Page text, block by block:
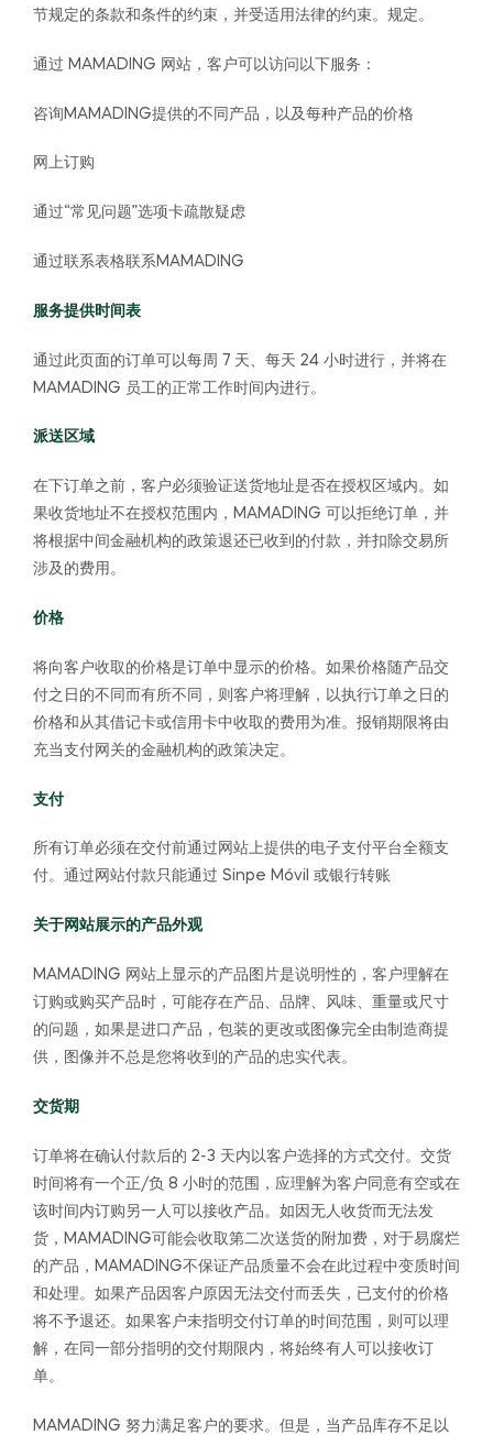
节规定的条款和条件的约束，并受适用法律的约束。规定。
通过 MAMADING 网站，客户可以访问以下服务：
咨询MAMADING提供的不同产品，以及每种产品的价格
网上订购
通过“常见问题”选项卡疏散疑虑
通过联系表格联系MAMADING
服务提供时间表
通过此页面的订单可以每周 7 天、每天 24 小时进行，并将在
MAMADING 员工的正常工作时间内进行。
派送区域
在下订单之前，客户必须验证送货地址是否在授权区域内。如
果收货地址不在授权范围内，MAMADING 可以拒绝订单，并
将根据中间金融机构的政策退还已收到的付款，并扣除交易所
涉及的费用。
价格
将向客户收取的价格是订单中显示的价格。如果价格随产品交
付之日的不同而有所不同，则客户将理解，以执行订单之日的
价格和从其借记卡或信用卡中收取的费用为准。报销期限将由
充当支付网关的金融机构的政策决定。
支付
所有订单必须在交付前通过网站上提供的电子支付平台全额支
付。通过网站付款只能通过 Sinpe Móvil 或银行转账
关于网站展示的产品外观
MAMADING 网站上显示的产品图片是说明性的，客户理解在
订购或购买产品时，可能存在产品、品牌、风味、重量或尺寸
的问题，如果是进口产品，包装的更改或图像完全由制造商提
供，图像并不总是您将收到的产品的忠实代表。
交货期
订单将在确认付款后的 2-3 天内以客户选择的方式交付。交货
时间将有一个正/负 8 小时的范围，应理解为客户同意有空或在
该时间内订购另一人可以接收产品。如因无人收货而无法发
货，MAMADING可能会收取第二次送货的附加费，对于易腐烂
的产品，MAMADING不保证产品质量不会在此过程中变质时间
和处理。如果产品因客户原因无法交付而丢失，已支付的价格
将不予退还。如果客户未指明交付订单的时间范围，则可以理
解，在同一部分指明的交付期限内，将始终有人可以接收订
单。
MAMADING 努力满足客户的要求。但是，当产品库存不足以